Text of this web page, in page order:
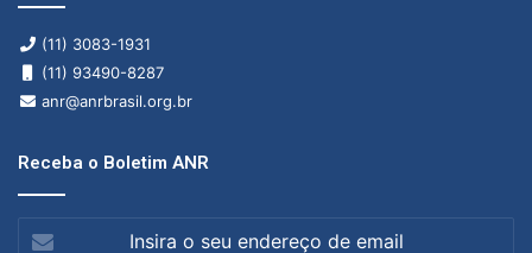
(11) 3083-1931
(11) 93490-8287
anr@anrbrasil.org.br
Receba o Boletim ANR